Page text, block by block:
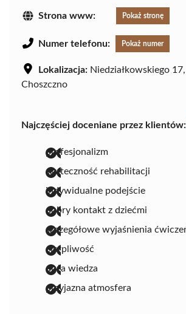
Strona www: Pokaż stronę
Numer telefonu: Pokaż numer
Lokalizacja: Niedziałkowskiego
Choszczno
Najczęściej doceniane przez klientów:
profesjonalizm
skuteczność rehabilitacji
indywidualne podejście
dobry kontakt z dziećmi
szczegółowe wyjaśnienia
cierpliwość
duża wiedza
przyjazna atmosfera